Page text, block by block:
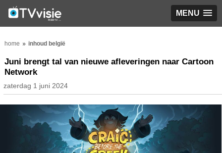
MENU
home inhoud belgië
Juni brengt tal van nieuwe afleveringen naar Cartoon
Network
zaterdag 1 juni 2024